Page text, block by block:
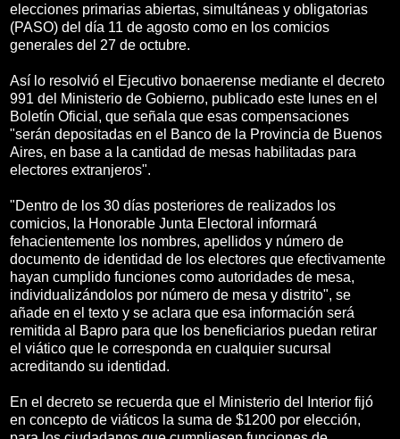
elecciones primarias abiertas, simultáneas y obligatorias
(PASO) del día 11 de agosto como en los comicios
generales del 27 de octubre.
Así lo resolvió el Ejecutivo bonaerense mediante el decreto
991 del Ministerio de Gobierno, publicado este lunes en el
Boletín Oficial, que señala que esas compensaciones
"serán depositadas en el Banco de la Provincia de Buenos
Aires, en base a la cantidad de mesas habilitadas para
electores extranjeros".
"Dentro de los 30 días posteriores de realizados los
comicios, la Honorable Junta Electoral informará
fehacientemente los nombres, apellidos y número de
documento de identidad de los electores que efectivamente
hayan cumplido funciones como autoridades de mesa,
individualizándolos por número de mesa y distrito", se
añade en el texto y se aclara que esa información será
remitida al Bapro para que los beneficiarios puedan retirar
el viático que le corresponda en cualquier sucursal
acreditando su identidad.
En el decreto se recuerda que el Ministerio del Interior fijó
en concepto de viáticos la suma de $1200 por elección,